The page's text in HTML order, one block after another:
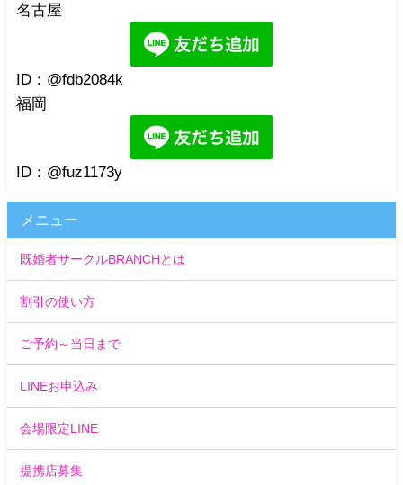
名古屋
ID：@fdb2084k
福岡
ID：@fuz1173y
メニュー
既婚者サークルBRANCHとは
割引の使い方
ご予約～当日まで
LINEお申込み
会場限定LINE
提携店募集